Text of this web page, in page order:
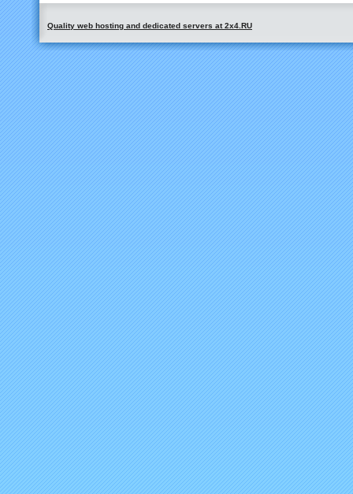
Quality web hosting and dedicated servers at 2x4.RU